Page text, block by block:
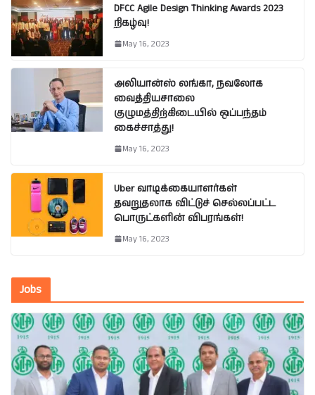
DFCC Agile Design Thinking Awards 2023
நிகழ்வு!
May 16, 2023
அலியான்ஸ் லங்கா, நவலோக
வைத்தியசாலை
குழுமத்திற்கிடையில் ஒப்பந்தம்
கைச்சாத்து!
May 16, 2023
Uber வாடிக்கையாளர்கள்
தவறுதலாக விட்டுச் செல்லப்பட்ட
பொருட்களின் விபரங்கள்!
May 16, 2023
Jobs